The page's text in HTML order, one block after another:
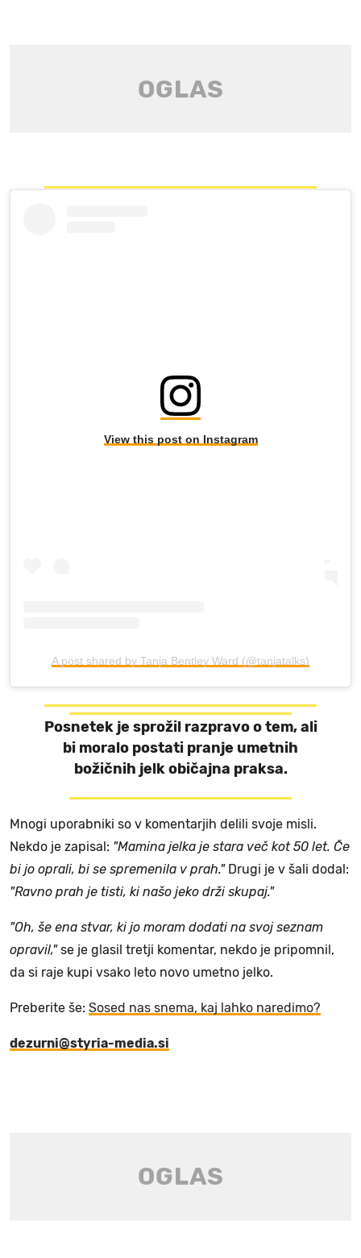
View this post on Instagram
A post shared by Tanja Bentley Ward (@tanjatalks)
Posnetek je sprožil razpravo o tem, ali
bi moralo postati pranje umetnih
božičnih jelk običajna praksa.
Mnogi uporabniki so v komentarjih delili svoje misli.
Nekdo je zapisal: "Mamina jelka je stara več kot 50 let. Če
bi jo oprali, bi se spremenila v prah."Drugi je v šali dodal:
"Ravno prah je tisti, ki našo jeko drži skupaj."
"Oh, še ena stvar, ki jo moram dodati na svoj seznam
opravil,"se je glasil tretji komentar, nekdo je pripomnil,
da si raje kupi vsako leto novo umetno jelko.
Preberite še: Sosed nas snema, kaj lahko naredimo?
dezurni@styria-media.si